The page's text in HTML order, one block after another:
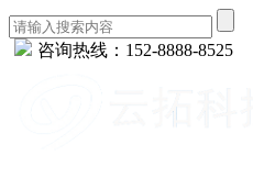
咨询热线：152-8888-8525